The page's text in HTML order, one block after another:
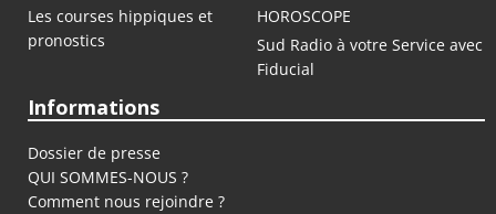
Les courses hippiques et
pronostics
HOROSCOPE
Sud Radio à votre Service avec
Fiducial
Informations
Dossier de presse
QUI SOMMES-NOUS ?
Comment nous rejoindre ?